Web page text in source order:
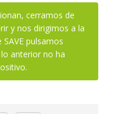
cerramos de
y nos dirigimos a la
pulsamos
lo anterior no ha